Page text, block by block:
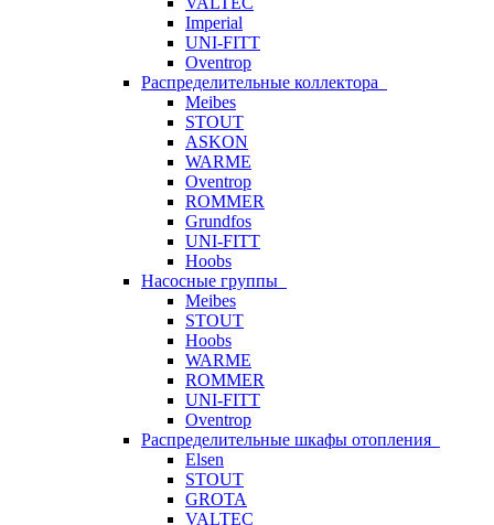
Imperial
UNI-FITT
Oventrop
Распределительные коллектора
Meibes
STOUT
ASKON
WARME
Oventrop
ROMMER
Grundfos
UNI-FITT
Hoobs
Насосные группы
Meibes
STOUT
Hoobs
WARME
ROMMER
UNI-FITT
Oventrop
Распределительные шкафы отопления
Elsen
STOUT
GROTA
VALTEC